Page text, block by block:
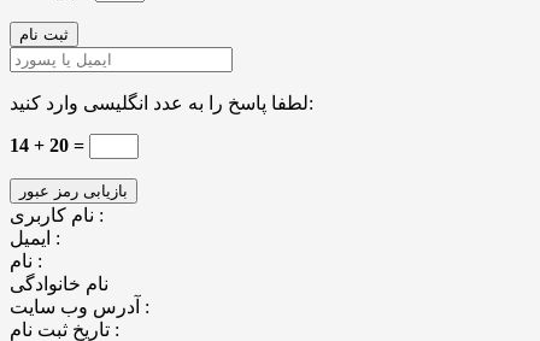
لطفا پاسخ را به عدد انگلیسی وارد کنید:
14 + 20 =
نام کاربری :
ایمیل :
نام :
نام خانوادگی
آدرس وب سایت :
تاریخ ثبت نام :